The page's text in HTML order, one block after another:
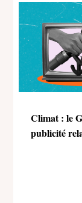
Climat : le
publicité